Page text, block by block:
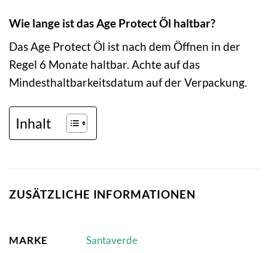
Wie lange ist das Age Protect Öl haltbar?
Das Age Protect Öl ist nach dem Öffnen in der
Regel 6 Monate haltbar. Achte auf das
Mindesthaltbarkeitsdatum auf der Verpackung.
Inhalt
ZUSÄTZLICHE INFORMATIONEN
MARKE Santaverde